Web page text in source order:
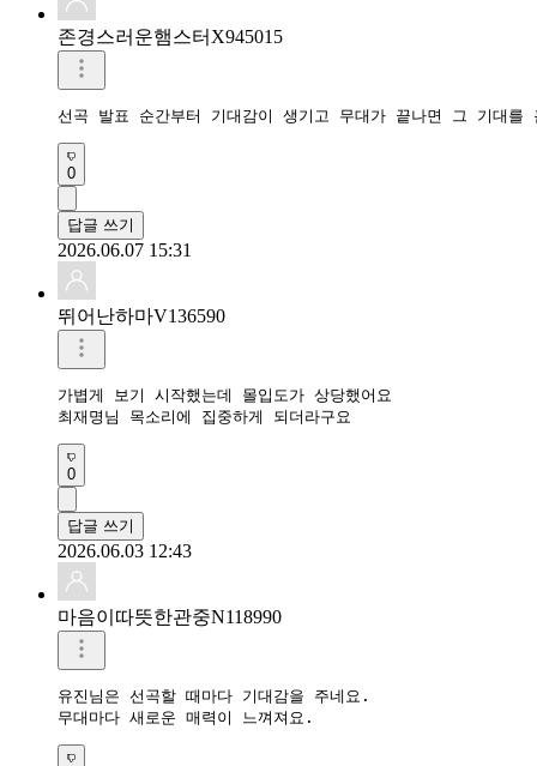
존경스러운햄스터X945015
선곡 발표 순간부터 기대감이 생기고 무대가 끝나면 그 기대
0
답글 쓰기
2026.06.07 15:31
뛰어난하마V136590
가볍게 보기 시작했는데 몰입도가 상당했어요
최재명님 목소리에 집중하게 되더라구요
0
답글 쓰기
2026.06.03 12:43
마음이따뜻한관중N118990
유진님은 선곡할 때마다 기대감을 주네요.
무대마다 새로운 매력이 느껴져요.